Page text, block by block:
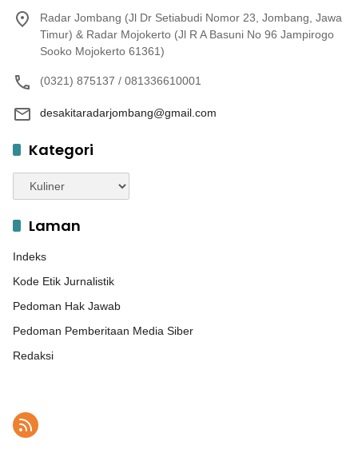
Radar Jombang (Jl Dr Setiabudi Nomor 23, Jombang, Jawa
Timur) & Radar Mojokerto (Jl R A Basuni No 96 Jampirogo
Sooko Mojokerto 61361)
(0321) 875137 / 081336610001
desakitaradarjombang@gmail.com
Kategori
Kategori
Laman
Indeks
Kode Etik Jurnalistik
Pedoman Hak Jawab
Pedoman Pemberitaan Media Siber
Redaksi